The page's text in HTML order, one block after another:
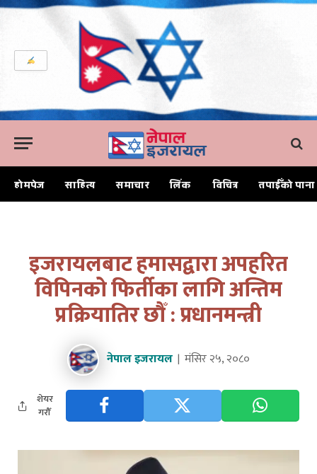
होमपेज साहित्य समाचार लिंक विचित्र तपाईँको पाना
इजरायलबाट हमासद्वारा अपहरित
विपिनको फिर्तीका लागि अन्तिम
प्रक्रियातिर छौँ : प्रधानमन्त्री
नेपाल इजरायल मंसिर २५, २०८०
शेयर
गरौँ